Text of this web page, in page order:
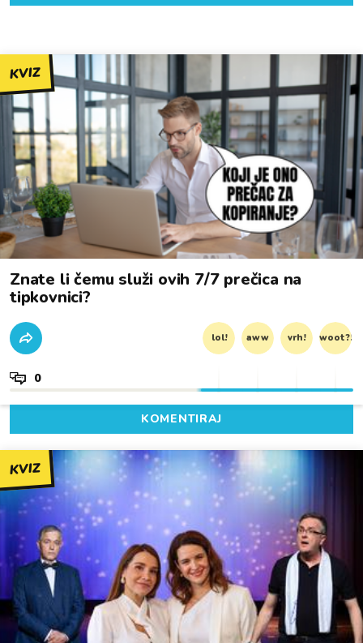
KVIZ
Znate li čemu služi ovih 7/7 prečica na
tipkovnici?
lol! aww vrh! woot?!
0
KOMENTIRAJ
KVIZ